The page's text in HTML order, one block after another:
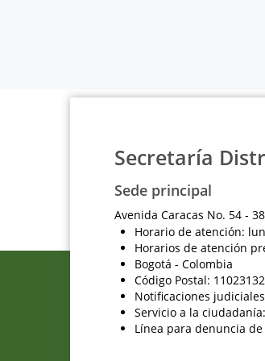
Secretaría
Sede principal
Avenida Caracas No. 54 -
Horario de atención:
Horarios de atención
Bogotá - Colombia
Código Postal:
Notificaciones
Servicio a la
Línea para denuncia